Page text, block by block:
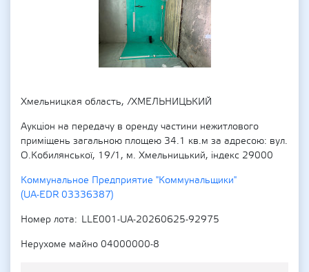
Хмельницкая область, /ХМЕЛЬНИЦЬКИЙ
Аукціон на передачу в оренду частини нежитлового
приміщень загальною площею 34.1 кв.м за адресою: вул.
О.Кобилянської, 19/1, м. Хмельницький, індекс 29000
Коммунальное Предприятие "Коммунальщики"
(UA-EDR 03336387)
Номер лота
LLE001-UA-20260625-92975
Нерухоме майно 04000000-8